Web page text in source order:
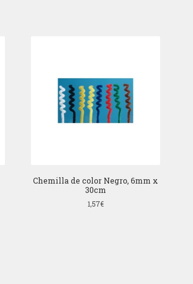
Chemilla de color Negro, 6mm x
30cm
1,57€